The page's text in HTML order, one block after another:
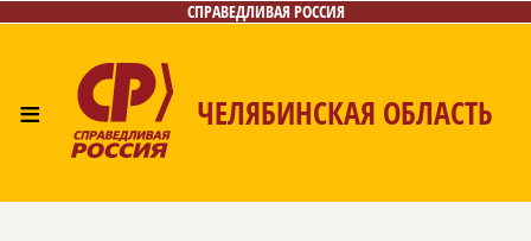
СПРАВЕДЛИВАЯ РОССИЯ
≡ ЧЕЛЯБИНСКАЯ ОБЛАСТЬ